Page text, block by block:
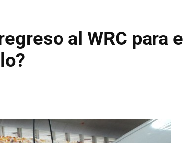
al WRC para el